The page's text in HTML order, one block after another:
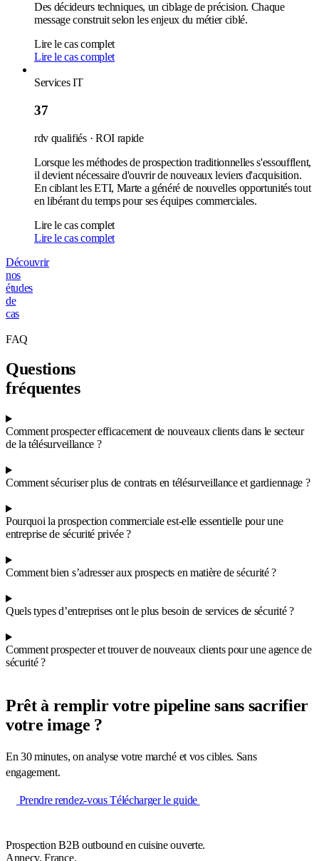
Des décideurs techniques, un ciblage de précision. Chaque
message construit selon les enjeux du métier ciblé.
Lire le cas complet
Lire le cas complet
Services IT
37
rdv qualifiés · ROI rapide
Lorsque les méthodes de prospection traditionnelles s'essoufflent,
il devient nécessaire d'ouvrir de nouveaux leviers d'acquisition.
En ciblant les ETI, Marte a généré de nouvelles opportunités tout
en libérant du temps pour ses équipes commerciales.
Lire le cas complet
Lire le cas complet
Découvrir
nos
études
de
cas
FAQ
Questions
fréquentes
Comment prospecter efficacement de nouveaux clients dans le secteur
de la télésurveillance ?
Comment sécuriser plus de contrats en télésurveillance et gardiennage ?
Pourquoi la prospection commerciale est-elle essentielle pour une
entreprise de sécurité privée ?
Comment bien s’adresser aux prospects en matière de sécurité ?
Quels types d’entreprises ont le plus besoin de services de sécurité ?
Comment prospecter et trouver de nouveaux clients pour une agence de
sécurité ?
Prêt à remplir votre pipeline sans sacrifier
votre image ?
En 30 minutes, on analyse votre marché et vos cibles. Sans
engagement.
Prendre rendez-vousTélécharger le guide
Prospection B2B outbound en cuisine ouverte.
Annecy, France.